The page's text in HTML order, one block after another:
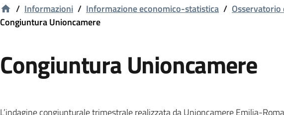
/ Informazioni / Informazione economico-statistica / Osservatorio
Congiuntura Unioncamere
Congiuntura Unioncamere
L’indagine congiunturale trimestrale realizzata da Unioncamere Emilia-